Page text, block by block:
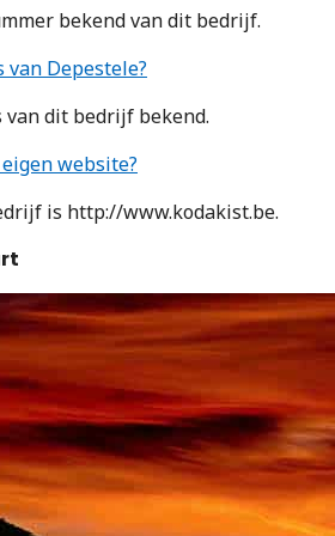
bekend van dit bedrijf.
Depestele?
van dit bedrijf bekend.
website?
is http://www.kodakist.be.